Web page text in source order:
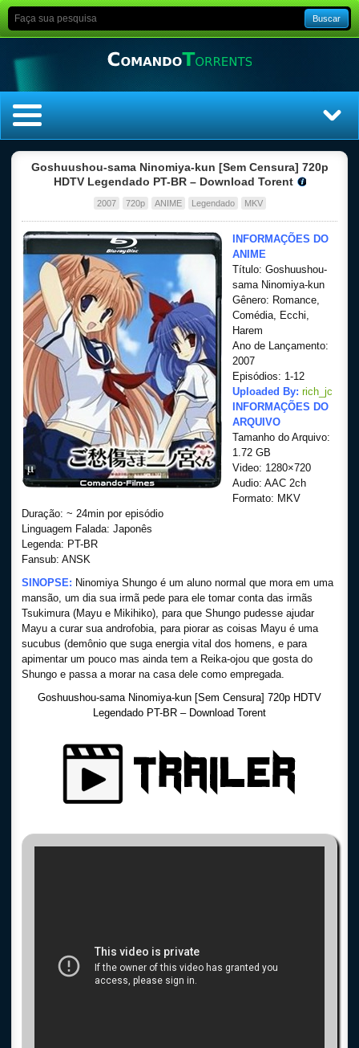
Buscar
Top Séries
Filmes
Dublado
Legendado
Goshuushou-sama Ninomiya-kun [Sem Censura] 720p
HDTV Legendado PT-BR – Download Torent
2007 720p ANIME Legendado MKV
INFORMAÇÕES DO
ANIME
Título: Goshuushou-
sama Ninomiya-kun
Gênero: Romance,
Comédia, Ecchi,
Harem
Ano de Lançamento:
2007
Episódios: 1-12
Uploaded By: rich_jc
INFORMAÇÕES DO
ARQUIVO
Tamanho do Arquivo:
1.72 GB
Video: 1280×720
Audio: AAC 2ch
Formato: MKV
Duração: ~ 24min por episódio
Linguagem Falada: Japonês
Legenda: PT-BR
Fansub: ANSK
SINOPSE: Ninomiya Shungo é um aluno normal que mora em uma
mansão, um dia sua irmã pede para ele tomar conta das irmãs
Tsukimura (Mayu e Mikihiko), para que Shungo pudesse ajudar
Mayu a curar sua androfobia, para piorar as coisas Mayu é uma
sucubus (demônio que suga energia vital dos homens, e para
apimentar um pouco mas ainda tem a Reika-ojou que gosta do
Shungo e passa a morar na casa dele como empregada.
Goshuushou-sama Ninomiya-kun [Sem Censura] 720p HDTV
Legendado PT-BR – Download Torent